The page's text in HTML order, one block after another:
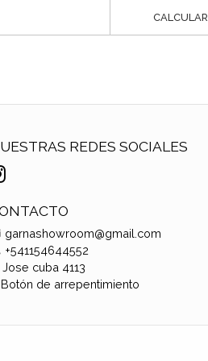
CALCULAR
REDES SOCIALES
garnashowroom@gmail.com
+541154644552
Jose cuba 4113
de arrepentimiento